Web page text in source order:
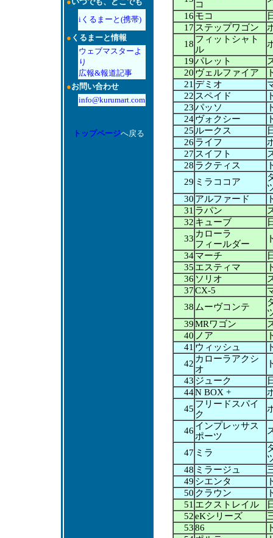
iくるまーと(携帯)
● くるまーと情報
ウェブマスターよ
り
広報&報道記事
●お問い合わせ
info@kurumart.com
トップページへ戻る
コ
16 モコ
17 ステップワゴン
18 フィットシャト
ル
19パレット
20 ヴェルファイア
21 デミオ
22 スペイド
23パッソ
24 ヴォクシー
25 ルークス
26 ライフ
27 スイフト
28 ラクティス
29 ミラココア
30 アルファード
31 ラパン
32 キューブ
33 カローラ
フィールダー
34 マーチ
35 エスティマ
36 ソリオ
37CX-5
38 ムーヴコンテ
39MRワゴン
40 ノア
41 ウィッシュ
42 カローラアクシ
オ
43 ジューク
44N BOX +
45 フリードスパイ
ク
46 インプレッサス
ポーツ
47 ミラ
48 ミラージュ
49 シエンタ
50 クラウン
51 エクストレイル
52eKシリーズ
5386